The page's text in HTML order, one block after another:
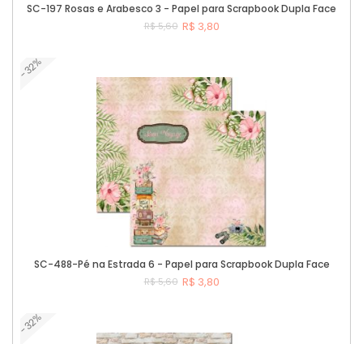
SC-197 Rosas e Arabesco 3 - Papel para Scrapbook Dupla Face
R$ 5,60 R$ 3,80
-32%
SC-488-Pé na Estrada 6 - Papel para Scrapbook Dupla Face
R$ 5,60 R$ 3,80
-32%